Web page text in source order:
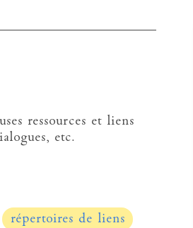
ressources et liens
etc.
répertoires de liens